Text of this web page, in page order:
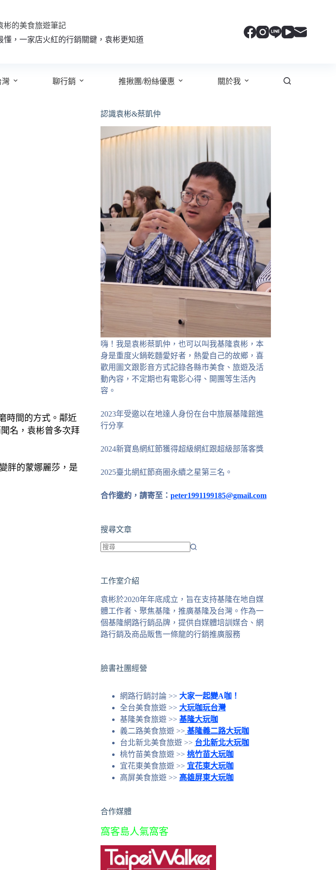
彬的美食旅遊筆記
懂，一家店火紅的行銷關鍵，袁彬更知道
灣 聊行銷 推揪團/粉絲優惠 關於我
時間的方式。鄰近
名，袁彬曾多次拜
胖的蒙娜麗莎，是
認識袁彬&蔡凱仲
嗨！我是袁彬蔡凱仲，也可以叫我基隆袁彬，本
身是重度火鍋乾麵愛好者，熱愛自己的故鄉，喜
歡用圖文跟影音方式記錄各縣市美食、旅遊及活
動內容，不定期也有電影心得、開團等生活內
容。
2023年受邀以在地達人身份在台中旅展基隆館進
行分享
2024新寶島網紅節獲得超級網紅跟超級部落客獎
2025臺北網紅節商圈永續之星第三名。
合作邀約，請寄至： peter1991199185@gmail.com
搜尋文章
到
合
條
件
的
果
工作室介紹
袁彬於2020年年底成立，旨在支持基隆在地自媒
體工作者、聚焦基隆，推廣基隆及台灣。作為一
個基隆網路行銷品牌，提供自媒體培訓媒合、網
路行銷及商品販售一條龍的行銷推廣服務
臉書社團經營
網路行銷討論 >> 大家一起變A咖！
全台美食旅遊 >> 大玩咖玩台灣
基隆美食旅遊 >> 基隆大玩咖
義二路美食旅遊 >> 基隆義二路大玩咖
台北新北美食旅遊 >> 台北新北大玩咖
桃竹苗美食旅遊 >> 桃竹苗大玩咖
宜花東美食旅遊 >> 宜花東大玩咖
高屏美食旅遊 >> 高雄屏東大玩咖
合作媒體
窩客島人氣窩客